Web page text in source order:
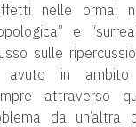
nelle ormai
e
sulle
avuto in
attraverso
da un’altra